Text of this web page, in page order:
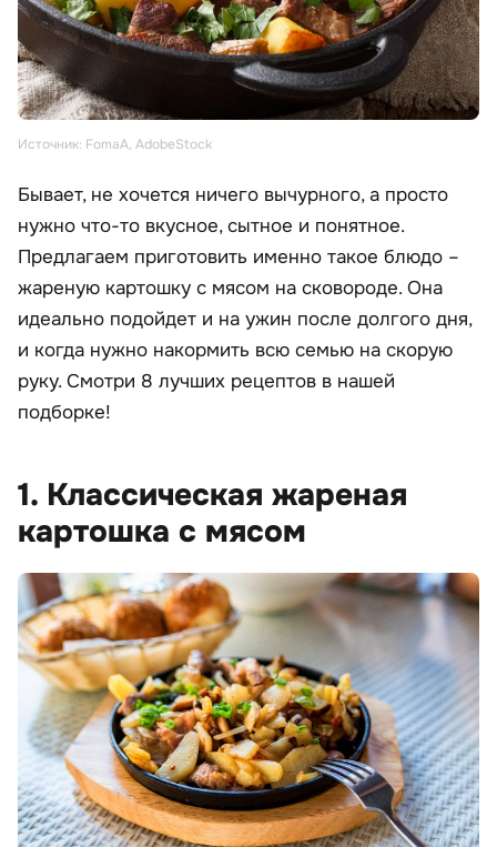
Источник: FomaA, AdobeStock
Бывает, не хочется ничего вычурного, а просто
нужно что-то вкусное, сытное и понятное.
Предлагаем приготовить именно такое блюдо –
жареную картошку с мясом на сковороде. Она
идеально подойдет и на ужин после долгого дня,
и когда нужно накормить всю семью на скорую
руку. Смотри 8 лучших рецептов в нашей
подборке!
1. Классическая жареная
картошка с мясом